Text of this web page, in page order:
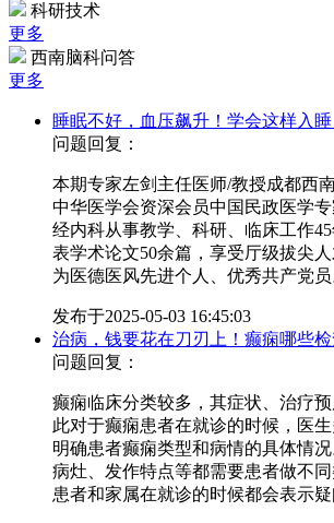
科研技术
更多
西南脑科问答
更多
睡眠不好，血压飙升！学会这样入
问题回复：
本期专家左剑主任医师/教授成都西
中华医学会资深会员中国民政医学
经内科从事教学、科研、临床工作
表学术论文50余篇，享受厅级拔尖
为医德医风先进个人、优秀共产党
发布于2025-05-03 16:45:03
治病，钱要花在刀刃上！癫痫哪些
问题回复：
癫痫临床分类较多，其症状、治疗
此对于癫痫患者在就诊的时候，医
明确患者癫痫类型和病情的具体情
病灶、发作特点等都需要患者做不
患者和家属在就诊的时候都会表示